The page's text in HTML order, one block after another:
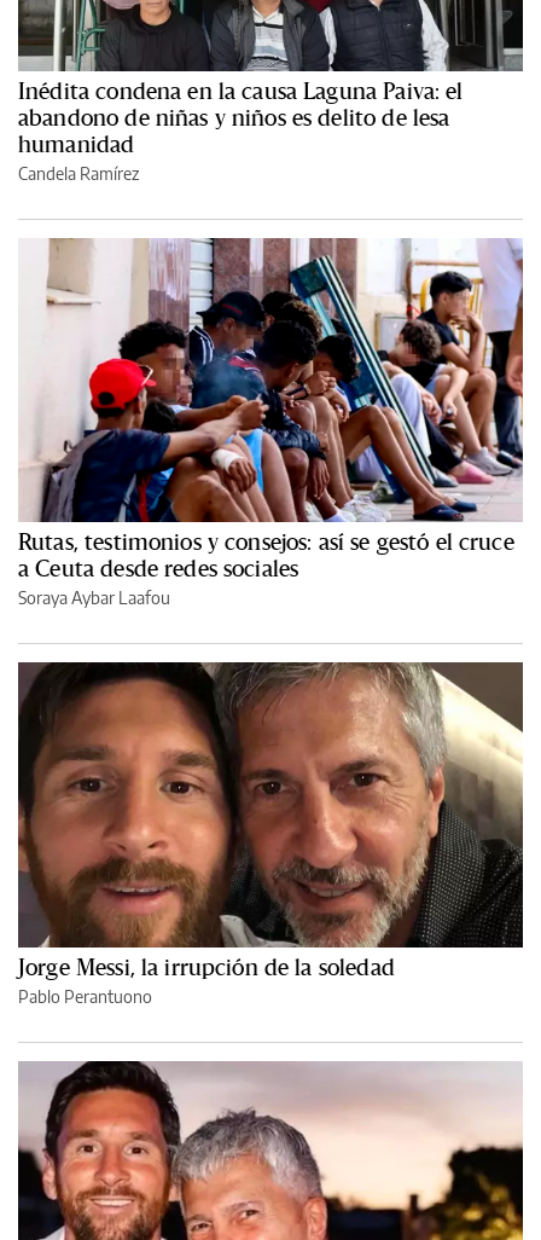
Inédita condena en la causa Laguna Paiva: el
abandono de niñas y niños es delito de lesa
humanidad
Candela Ramírez
Rutas, testimonios y consejos: así se gestó el cruce
a Ceuta desde redes sociales
Soraya Aybar Laafou
Jorge Messi, la irrupción de la soledad
Pablo Perantuono